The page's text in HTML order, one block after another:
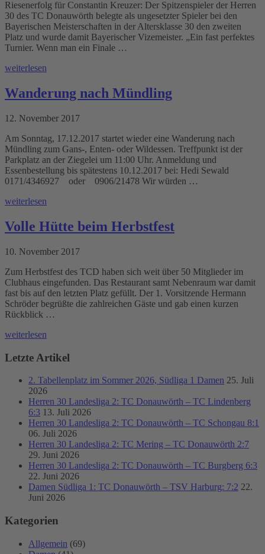
Riesenerfolg für Constantin Kreuzer: Der Spitzenspieler der Herren
30 des TC Donauwörth belegte als ungesetzter Spieler bei den
Bayerischen Meisterschaften in der Altersklasse 30 den zweiten
Platz und wurde damit Bayerischer Vizemeister. „Ein fast perfektes
Turnier. Wenn man ein Finale …
weiterlesen
Wanderung nach Mündling
12. November 2017
Am Sonntag, 17.12.2017 startet wieder eine Wanderung nach
Mündling zum Gans-, Enten- oder Wildessen. Treffpunkt ist der
Parkplatz an der Ziegelei um 11:00 Uhr. Anmeldung und
Essenbestellung bis spätestens 10.12.2017 bei: Hedi Sewald
0171/4346927 oder 0906/21478 Wir würden …
weiterlesen
Volle Hütte beim Herbstfest
10. November 2017
Zum Herbstfest des TCD haben sich weit über 50 Mitglieder im
Clubhaus eingefunden. Das Restaurant samt Nebenraum war damit
fast bis auf den letzten Platz gefüllt. Der 1. Vorsitzende Hermann
Schröder begrüßte die zahlreichen Gäste und gab einen kurzen
Rückblick …
weiterlesen
Letzte Artikel
2. Tabellenplatz im Sommer 2026, Südliga 1 Damen 25. Juli
2026
Herren 30 Landesliga 2: TC Donauwörth – TC Lindenberg
6:3 13. Juli 2026
Herren 30 Landesliga 2: TC Donauwörth – TC Schongau 8:1
06. Juli 2026
Herren 30 Landesliga 2: TC Mering – TC Donauwörth 2:7
29. Juni 2026
Herren 30 Landesliga 2: TC Donauwörth – TC Burgberg 6:3
22. Juni 2026
Damen Südliga 1: TC Donauwörth – TSV Harburg: 7:2 22.
Juni 2026
Kategorien
Allgemein (69)